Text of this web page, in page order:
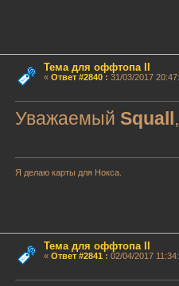
Тема для оффтопа II
« Ответ #2840: 31/03/2017
Уважаемый Squall
Я делаю карты для Нокса.
Тема для оффтопа II
« Ответ #2841 : 02/04/2017